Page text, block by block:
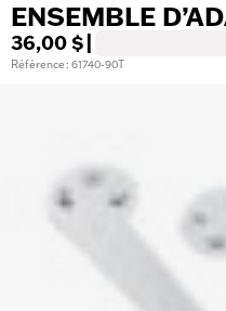
ENSEMBLE
36,00 $
Référence : 61740-90T